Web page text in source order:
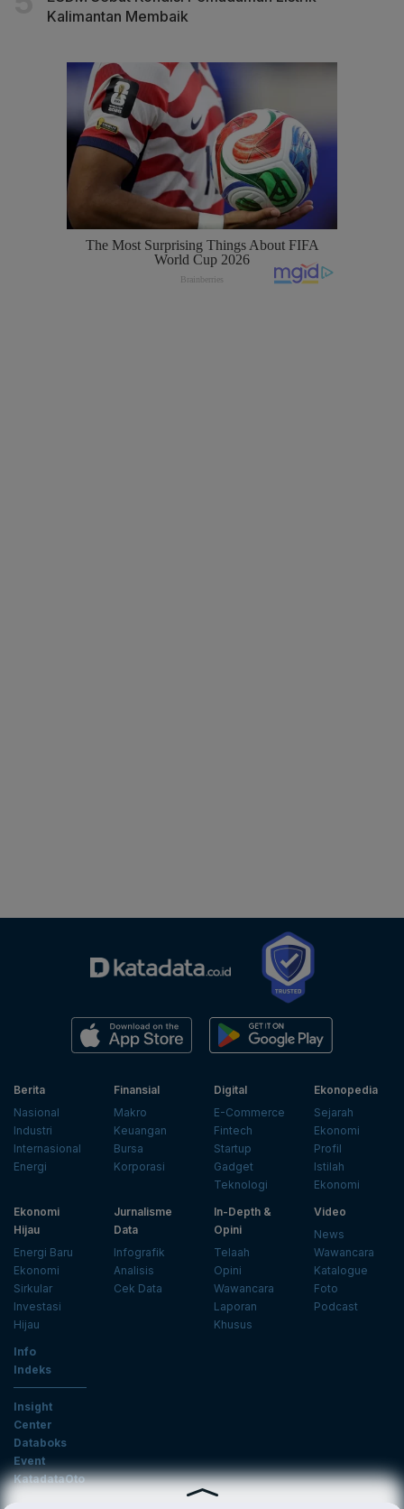
Kalimantan Membaik
Berita
Nasional
Industri
Internasional
Energi
Finansial
Makro
Keuangan
Bursa
Korporasi
Digital
E-Commerce
Fintech
Startup
Gadget
Teknologi
Ekonopedia
Sejarah
Ekonomi
Profil
Istilah
Ekonomi
Ekonomi
Hijau
Energi Baru
Ekonomi
Sirkular
Investasi
Hijau
Jurnalisme
Data
Infografik
Analisis
Cek Data
In-Depth &
Opini
Telaah
Opini
Wawancara
Laporan
Khusus
Video
News
Wawancara
Katalogue
Foto
Podcast
Info
Indeks
Insight
Center
Databoks
Event
KatadataOto